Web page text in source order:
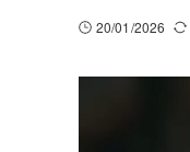
20/01/2026